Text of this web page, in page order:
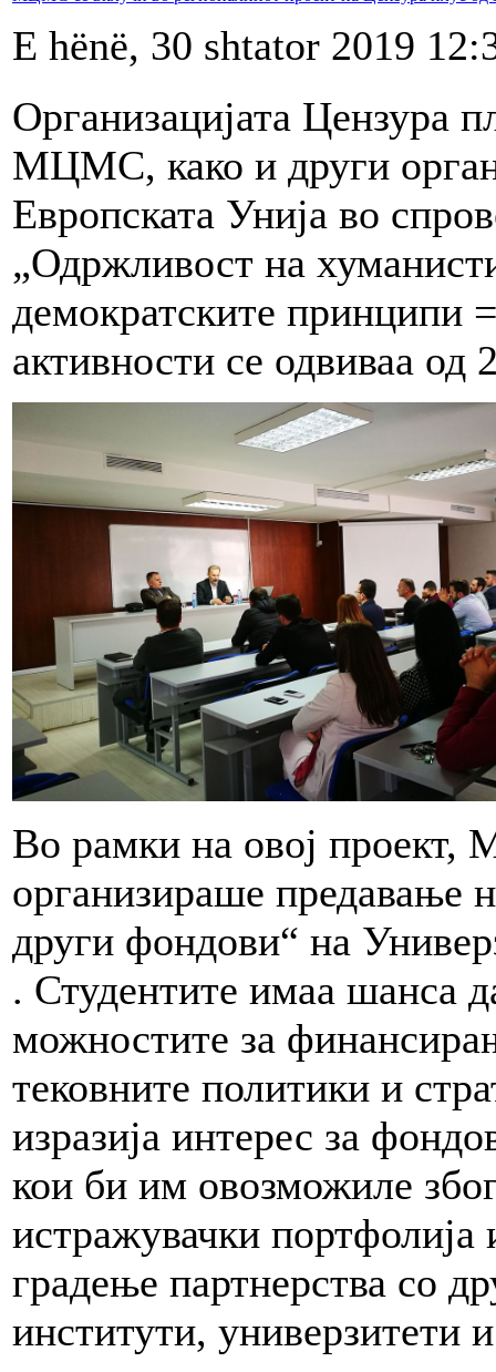
E hënë, 30 shtator 2019
Организацијата Цензура
МЦМС, како и други
Европската Унија во
„Одржливост на
демократските
активности се одвиваа од
Во рамки на овој
организираше предавање
други фондови“ на
. Студентите имаа шанса
можностите за
тековните политики и
изразија интерес за
кои би им овозможиле
истражувачки портфолија
градење партнерства со
институти, универзитети